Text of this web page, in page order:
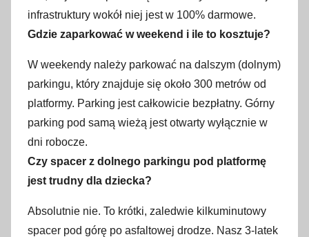
infrastruktury wokół niej jest w 100% darmowe.
Gdzie zaparkować w weekend i ile to kosztuje?
W weekendy należy parkować na dalszym (dolnym)
parkingu, który znajduje się około 300 metrów od
platformy. Parking jest całkowicie bezpłatny. Górny
parking pod samą wieżą jest otwarty wyłącznie w
dni robocze.
Czy spacer z dolnego parkingu pod platformę
jest trudny dla dziecka?
Absolutnie nie. To krótki, zaledwie kilkuminutowy
spacer pod górę po asfaltowej drodze. Nasz 3-latek